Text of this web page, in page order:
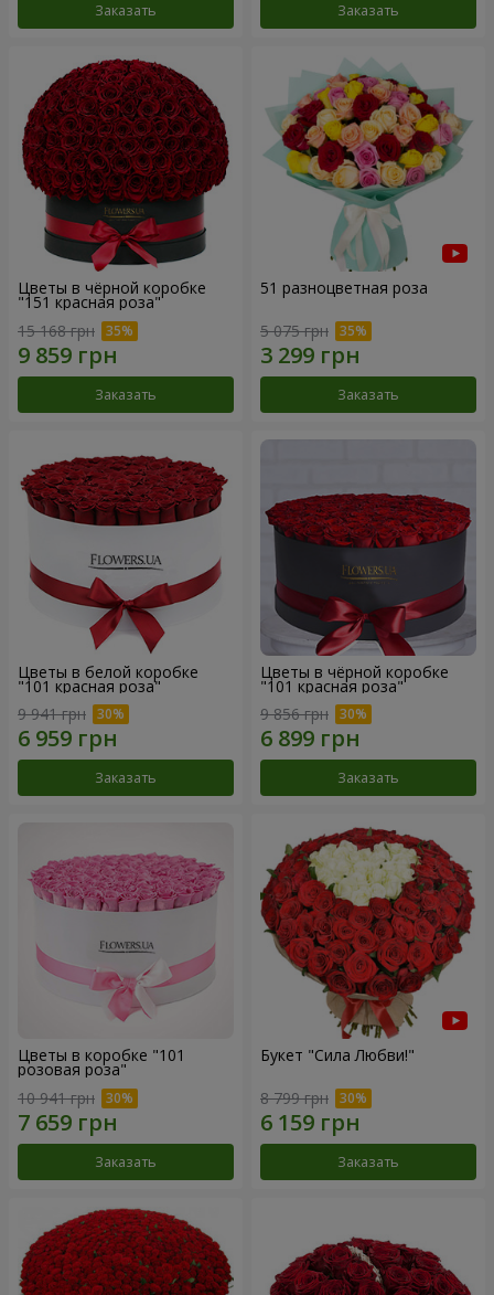
Заказать Заказать
Цветы в чёрной коробке
"151 красная роза"
15 168 грн
Заказать
51 разноцветная роза
5 075 грн
Заказать
Цветы в белой коробке
"101 красная роза"
9 941 грн
Заказать
Цветы в чёрной коробке
"101 красная роза"
9 856 грн
Заказать
Цветы в коробке "101
розовая роза"
10 941 грн
Заказать
Букет "Сила Любви!"
8 799 грн
Заказать